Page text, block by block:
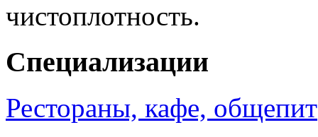
чистоплотность.
Специализации
Рестораны, кафе, общепит